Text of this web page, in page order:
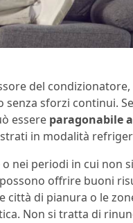
del
sforzi continui.
essere paragonabile
in modalità
o nei periodi in cui non
offrire buoni
città di pianura o le
Non si tratta di